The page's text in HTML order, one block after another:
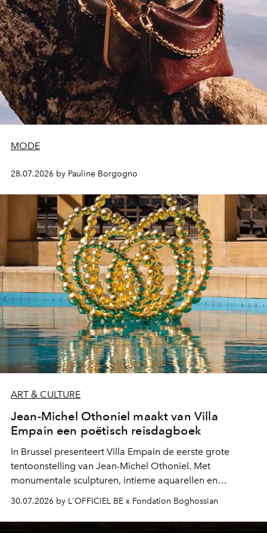
MODE
28.07.2026 by Pauline Borgogno
ART & CULTURE
Jean-Michel Othoniel maakt van Villa
Empain een poëtisch reisdagboek
In Brussel presenteert Villa Empain de eerste grote
tentoonstelling van Jean-Michel Othoniel. Met
monumentale sculpturen, intieme aquarellen en
fonkelend Murano-glas creëert de Franse kunstenaar
een emotionele reis waarin elk werk de herinnering
oproept aan een ontmoeting, een bestemming of een
30.07.2026 by L'OFFICIEL BE x Fondation Boghossian